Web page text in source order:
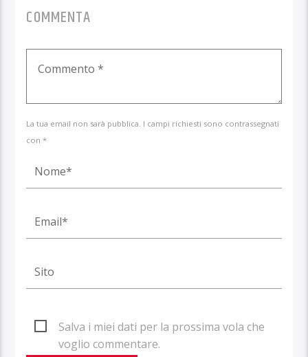
COMMENTA
La tua email non sarà pubblica. I campi richiesti sono contrassegnati
con *
Salva i miei dati per la prossima vola che
voglio commentare.